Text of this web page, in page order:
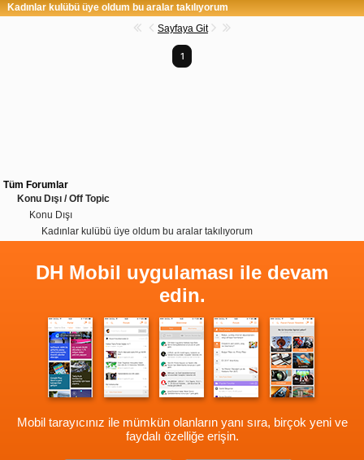
Kadınlar kulübü üye oldum bu aralar takılıyorum
Sayfaya Git
1
Tüm Forumlar
Konu Dışı / Off Topic
Konu Dışı
Kadınlar kulübü üye oldum bu aralar takılıyorum
DH Mobil uygulaması ile devam
edin.
Mobil tarayıcınız ile mümkün olanların yanı sıra, birçok yeni ve
faydalı özelliğe erişin.